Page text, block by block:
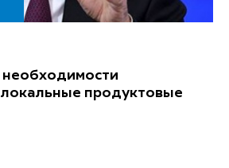
необходимости
продуктовые